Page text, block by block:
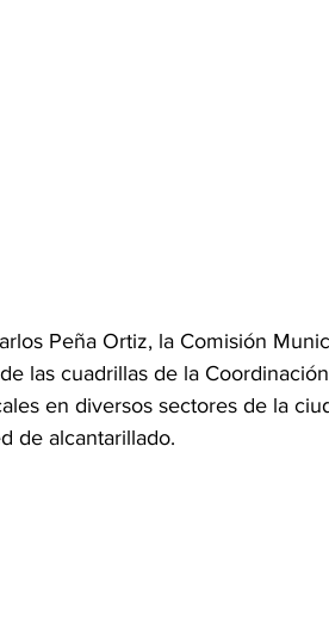
Peña Ortiz, la Comisión
las cuadrillas de la
en diversos sectores de la
de alcantarillado.